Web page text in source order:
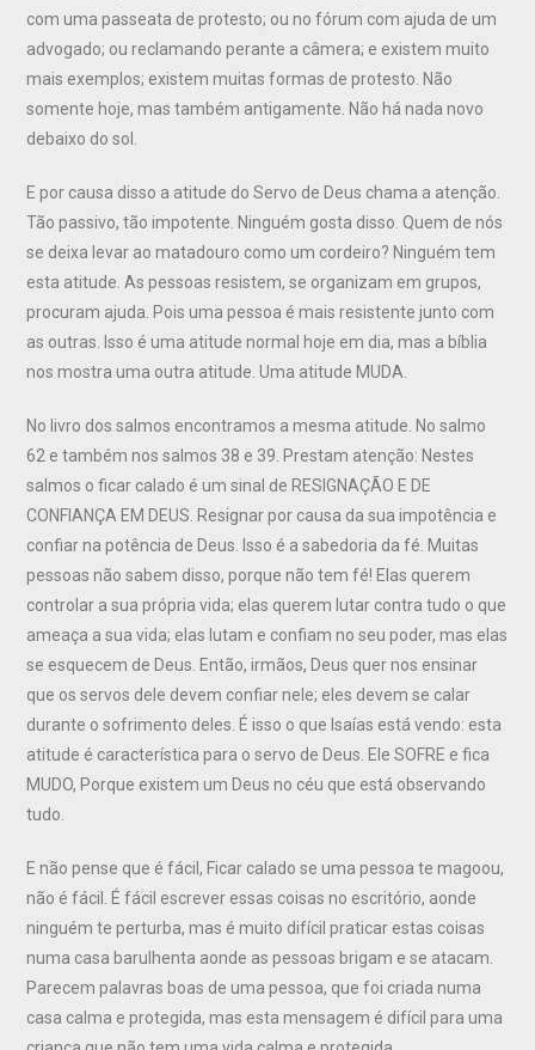
com uma passeata de protesto; ou no fórum com ajuda de um
advogado; ou reclamando perante a câmera; e existem muito
mais exemplos; existem muitas formas de protesto. Não
somente hoje, mas também antigamente. Não há nada novo
debaixo do sol.
E por causa disso a atitude do Servo de Deus chama a atenção.
Tão passivo, tão impotente. Ninguém gosta disso. Quem de nós
se deixa levar ao matadouro como um cordeiro? Ninguém tem
esta atitude. As pessoas resistem, se organizam em grupos,
procuram ajuda. Pois uma pessoa é mais resistente junto com
as outras. Isso é uma atitude normal hoje em dia, mas a bíblia
nos mostra uma outra atitude. Uma atitude MUDA.
No livro dos salmos encontramos a mesma atitude. No salmo
62 e também nos salmos 38 e 39. Prestam atenção: Nestes
salmos o ficar calado é um sinal de RESIGNAÇÃO E DE
CONFIANÇA EM DEUS. Resignar por causa da sua impotência e
confiar na potência de Deus. Isso é a sabedoria da fé. Muitas
pessoas não sabem disso, porque não tem fé! Elas querem
controlar a sua própria vida; elas querem lutar contra tudo o que
ameaça a sua vida; elas lutam e confiam no seu poder, mas elas
se esquecem de Deus. Então, irmãos, Deus quer nos ensinar
que os servos dele devem confiar nele; eles devem se calar
durante o sofrimento deles. É isso o que Isaías está vendo: esta
atitude é característica para o servo de Deus. Ele SOFRE e fica
MUDO, Porque existem um Deus no céu que está observando
tudo.
E não pense que é fácil, Ficar calado se uma pessoa te magoou,
não é fácil. É fácil escrever essas coisas no escritório, aonde
ninguém te perturba, mas é muito difícil praticar estas coisas
numa casa barulhenta aonde as pessoas brigam e se atacam.
Parecem palavras boas de uma pessoa, que foi criada numa
casa calma e protegida, mas esta mensagem é difícil para uma